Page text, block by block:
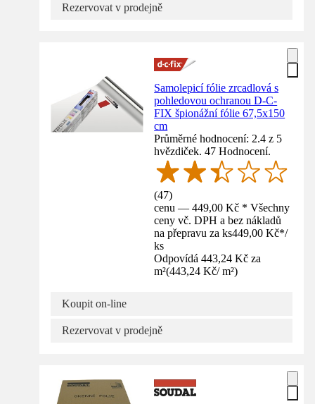
Rezervovat v prodejně
Samolepicí fólie zrcadlová s
pohledovou ochranou D-C-
FIX špionážní fólie 67,5x150
cm
Průměrné hodnocení: 2.4 z 5
hvězdiček. 47 Hodnocení.
(47)
cenu — 449,00 Kč * Všechny
ceny vč. DPH a bez nákladů
na přepravu za ks449,00 Kč*/
ks
Odpovídá 443,24 Kč za
m²(443,24 Kč/ m²)
Koupit on-line
Rezervovat v prodejně